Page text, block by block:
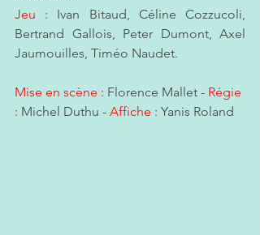
Jeu : Ivan Bitaud, Céline Cozzucoli,
Bertrand Gallois, Peter Dumont, Axel
Jaumouilles, Timéo Naudet.
Mise en scène : Florence Mallet - Régie
: Michel Duthu - Affiche : Yanis Roland